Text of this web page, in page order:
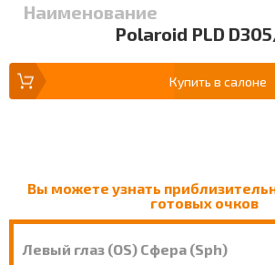
Наименование
Polaroid PLD
Купить в салоне
Вы можете узнать
готовых очков
Левый глаз (OS) Сфера (Sph)